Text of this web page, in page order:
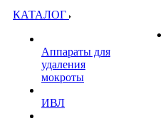
КАТАЛОГ
Аппараты для
удаления
мокроты
ИВЛ